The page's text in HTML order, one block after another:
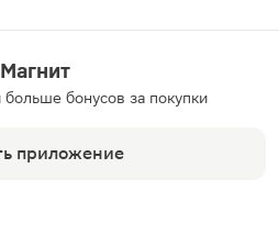
больше бонусов за покупки
приложение